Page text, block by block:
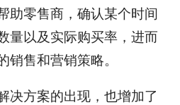
助零售商，确认某个时间
量以及实际购买率，进而
售和营销策略。
方案的出现，也增加了